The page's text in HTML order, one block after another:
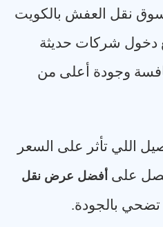
نقل العفش بالكويت
دخول شركات حديثة
وجودة أعلى من
اللي تأثر على السعر
على أفضل عرض نقل
تضحي بالجودة.